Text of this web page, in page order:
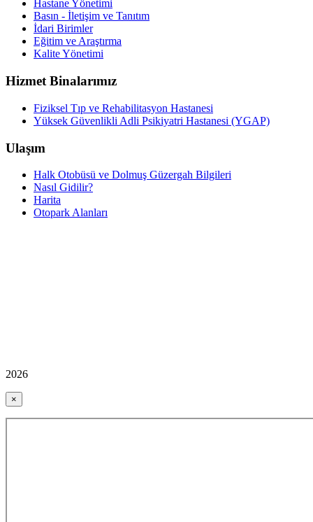
Hastane Yönetimi
Basın - İletişim ve Tanıtım
İdari Birimler
Eğitim ve Araştırma
Kalite Yönetimi
Hizmet Binalarımız
Fiziksel Tıp ve Rehabilitasyon Hastanesi
Yüksek Güvenlikli Adli Psikiyatri Hastanesi (YGAP)
Ulaşım
Halk Otobüsü ve Dolmuş Güzergah Bilgileri
Nasıl Gidilir?
Harita
Otopark Alanları
2026
×